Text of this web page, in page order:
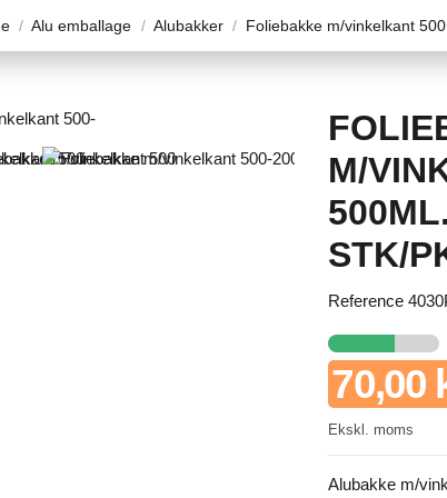
Alu emballage Alubakker Foliebakke m/vinkelkant
M/
STK/
Reference
70,00
Ekskl. moms
Alubakke m/